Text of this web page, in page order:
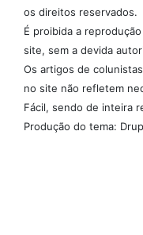
os direitos reservados.
É proibida a
site, sem a devida
Os artigos de
no site não refletem
Fácil, sendo de inteira
Produção do tema: